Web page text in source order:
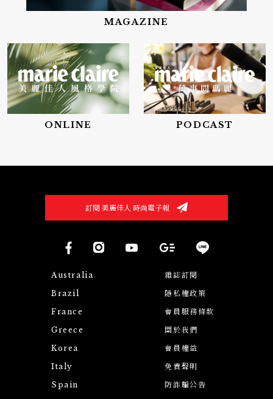
MAGAZINE
ONLINE PODCAST
Australia
Brazil
France
Greece
Korea
Italy
Spain
訂閱 美麗佳人 時尚電子報
雜誌訂閱
隱私權政策
會員服務條款
關於我們
會員權益
免責聲明
防詐騙公告